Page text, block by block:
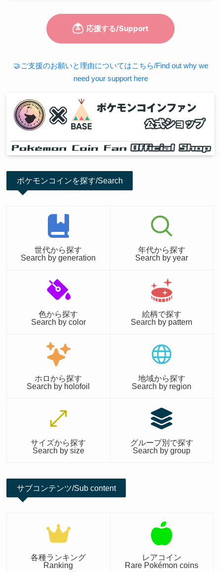
🤝ご支援のお願いと理由についてはこちら/Find out why we
need your support here
ポケモンコインを探す/Search
世代から探す
Search by generation
年代から探す
Search by year
色から探す
Search by color
絵柄で探す
Search by pattern
ホロから探す
Search by holofoil
地域から探す
Search by region
サイズから探す
Search by size
グループ別で探す
Search by group
サブコンテンツ/Sub content
各種ランキング
Ranking
レアコイン
Rare Pokémon coins